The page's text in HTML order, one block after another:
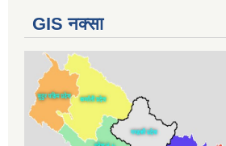
GIS नक्सा